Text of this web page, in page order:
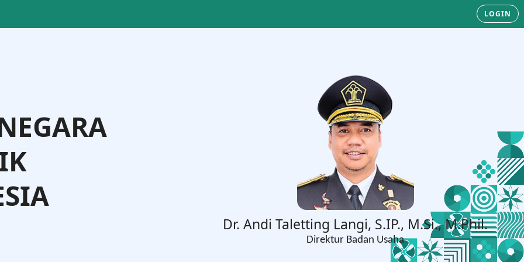
LOGIN
Dr. Andi Taletting Langi, S.IP., M.Si., M.Phil.
Direktur Badan Usaha